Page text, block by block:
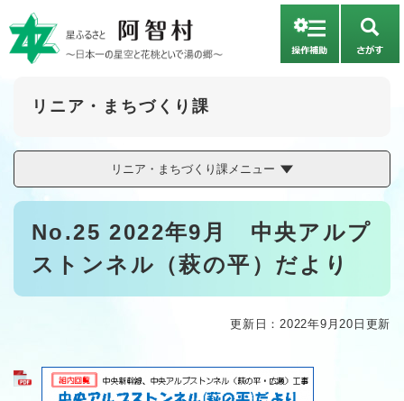
ー
ジ
が
リニア・まちづくり課
リニア・まちづくり課メニュー
本
No.25 2022年9月 中央アルプ
ストンネル（萩の平）だより
更新日：2022年9月20日更新